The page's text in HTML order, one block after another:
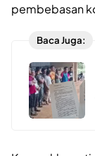
pembebasan
Baca Juga: